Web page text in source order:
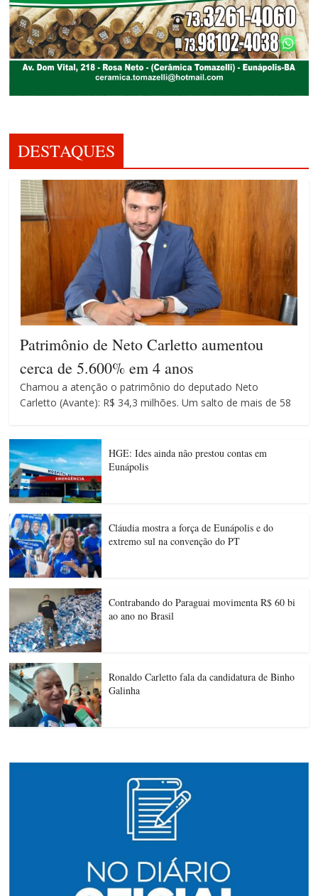
DESTAQUES
Patrimônio de Neto Carletto aumentou
cerca de 5.600% em 4 anos
Chamou a atenção o patrimônio do deputado Neto
Carletto (Avante): R$ 34,3 milhões. Um salto de mais de 58
HGE: Ides ainda não prestou contas em
Eunápolis
Cláudia mostra a força de Eunápolis e do
extremo sul na convenção do PT
Contrabando do Paraguai movimenta R$ 60 bi
ao ano no Brasil
Ronaldo Carletto fala da candidatura de Binho
Galinha